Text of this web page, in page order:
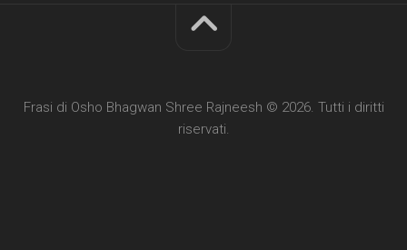
Frasi di Osho Bhagwan Shree Rajneesh © 2026. Tutti i diritti
riservati.